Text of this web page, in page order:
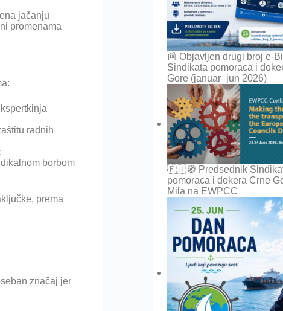
jačanju
promenama
radnih
borbom
prema
značaj jer
📰 Objavljen drugi broj e-
Sindikata pomoraca i
Gore (januar–jun 2026)
🇪🇺🧭 Predsednik
pomoraca i dokera Crne
Mila na EWPCC